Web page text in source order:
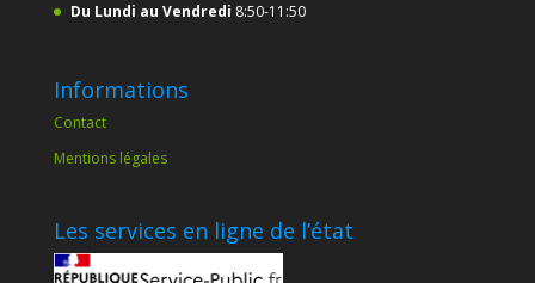
Du Lundi au Vendredi 8:50-11:50
Informations
Contact
Mentions légales
Les services en ligne de l’état